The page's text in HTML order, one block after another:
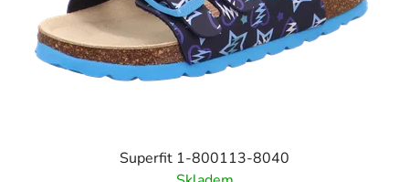
Superfit 1-800113-8040